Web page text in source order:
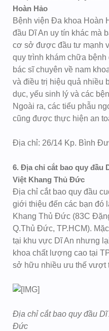
Hoàn Hảo
Bệnh viện Đa khoa Hoàn
đầu Dĩ An uy tín khác mà
cơ sở được đầu tư mạnh
quy trình khám chữa
bác sĩ chuyên về nam
và điều trị hiệu quả nhiều
dục, yếu sinh lý và các
Ngoài ra, các tiểu phẫu
cũng được thực hiện an
Địa chỉ: 26/14 Kp. Bình
6. Địa chỉ cắt bao quy đầu
Việt Khang Thủ Đức
Địa chỉ cắt bao quy đầu
giới thiệu đến các bạn đó
Khang Thủ Đức (83C
Q.Thủ Đức, TP.HCM).
tại khu vực Dĩ An nhưng
khoa chất lượng cao tại
sở hữu nhiều ưu thế vượt
Địa chỉ cắt bao quy đầu
Đức